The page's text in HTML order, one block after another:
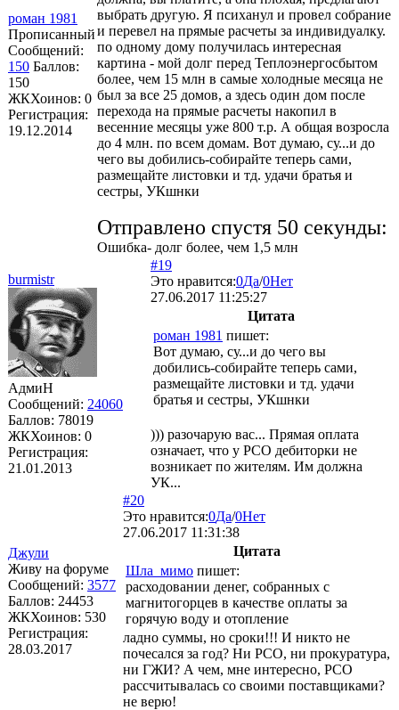
роман 1981
Прописанный
Сообщений:
150 Баллов:
150
ЖКХоинов: 0
Регистрация:
19.12.2014
выбрать другую. Я психанул и провел собрание
и перевел на прямые расчеты за индивидуалку.
по одному дому получилась интересная
картина - мой долг перед Теплоэнергосбытом
более, чем 15 млн в самые холодные месяца не
был за все 25 домов, а здесь один дом после
перехода на прямые расчеты накопил в
весенние месяцы уже 800 т.р. А общая возросла
до 4 млн. по всем домам. Вот думаю, су...и до
чего вы добились-собирайте теперь сами,
размещайте листовки и тд. удачи братья и
сестры, УКшнки
Отправлено спустя 50 секунды:
Ошибка- долг более, чем 1,5 млн
burmistr
АдмиН
Сообщений: 24060
Баллов: 78019
ЖКХоинов: 0
Регистрация:
21.01.2013
#19
Это нравится:0Да/0Нет
27.06.2017 11:25:27
Цитата
роман 1981 пишет:
Вот думаю, су...и до чего вы
добились-собирайте теперь сами,
размещайте листовки и тд. удачи
братья и сестры, УКшнки
))) разочарую вас... Прямая оплата
означает, что у РСО дебиторки не
возникает по жителям. Им должна
УК...
Джули
Живу на форуме
Сообщений: 3577
Баллов: 24453
ЖКХоинов: 530
Регистрация:
28.03.2017
#20
Это нравится:0Да/0Нет
27.06.2017 11:31:38
Цитата
Шла_мимо пишет:
расходовании денег, собранных с
магнитогорцев в качестве оплаты за
горячую воду и отопление
ладно суммы, но сроки!!! И никто не
почесался за год? Ни РСО, ни прокуратура,
ни ГЖИ? А чем, мне интересно, РСО
рассчитывалась со своими поставщиками?
не верю!